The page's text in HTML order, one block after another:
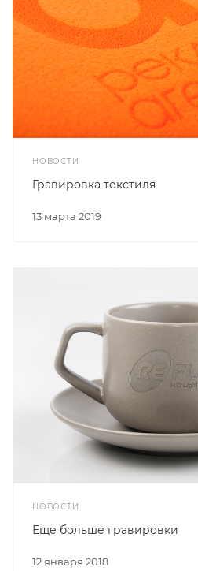
НОВОСТИ
13 марта 2019
Гравировка текстиля
НОВОСТИ
12 января 2018
Еще больше гравировки